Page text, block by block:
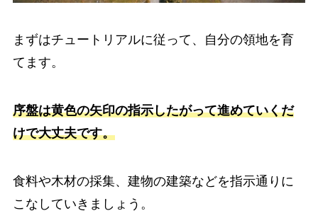
まずはチュートリアルに従って、自分の領地を育
てます。
序盤は黄色の矢印の指示したがって進めていくだ
けで大丈夫です。
食料や木材の採集、建物の建築などを指示通りに
こなしていきましょう。